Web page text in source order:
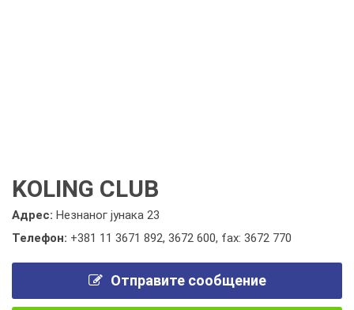
KOLING CLUB
Адрес: Незнаног јунака 23
Телефон: +381 11 3671 892, 3672 600, fax: 3672 770
Отправите сообщение